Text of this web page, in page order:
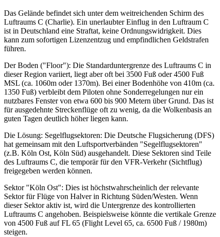
Das Gelände befindet sich unter dem weitreichenden Schirm des
Luftraums C (Charlie). Ein unerlaubter Einflug in den Luftraum C
ist in Deutschland eine Straftat, keine Ordnungswidrigkeit. Dies
kann zum sofortigen Lizenzentzug und empfindlichen Geldstrafen
führen.
Der Boden ("Floor"): Die Standarduntergrenze des Luftraums C in
dieser Region variiert, liegt aber oft bei 3500 Fuß oder 4500 Fuß
MSL (ca. 1060m oder 1370m). Bei einer Bodenhöhe von 410m (ca.
1350 Fuß) verbleibt dem Piloten ohne Sonderregelungen nur ein
nutzbares Fenster von etwa 600 bis 900 Metern über Grund. Das ist
für ausgedehnte Streckenflüge oft zu wenig, da die Wolkenbasis an
guten Tagen deutlich höher liegen kann.
Die Lösung: Segelflugsektoren: Die Deutsche Flugsicherung (DFS)
hat gemeinsam mit den Luftsportverbänden "Segelflugsektoren"
(z.B. Köln Ost, Köln Süd) ausgehandelt. Diese Sektoren sind Teile
des Luftraums C, die temporär für den VFR-Verkehr (Sichtflug)
freigegeben werden können.
Sektor "Köln Ost": Dies ist höchstwahrscheinlich der relevante
Sektor für Flüge von Halver in Richtung Süden/Westen. Wenn
dieser Sektor aktiv ist, wird die Untergrenze des kontrollierten
Luftraums C angehoben. Beispielsweise könnte die vertikale Grenze
von 4500 Fuß auf FL 65 (Flight Level 65, ca. 6500 Fuß / 1980m)
steigen.